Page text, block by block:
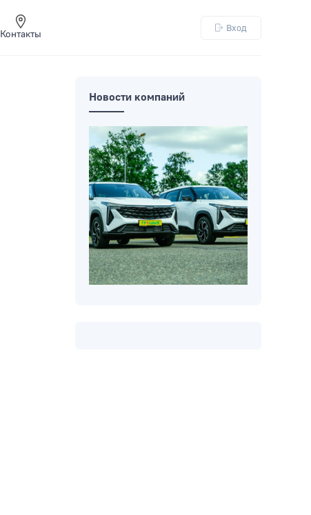
Контакты
Вход
Новости компаний